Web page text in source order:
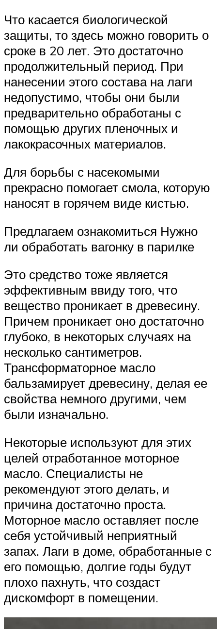
Что касается биологической
защиты, то здесь можно говорить о
сроке в 20 лет. Это достаточно
продолжительный период. При
нанесении этого состава на лаги
недопустимо, чтобы они были
предварительно обработаны с
помощью других пленочных и
лакокрасочных материалов.
Для борьбы с насекомыми
прекрасно помогает смола, которую
наносят в горячем виде кистью.
Предлагаем ознакомиться Нужно
ли обработать вагонку в парилке
Это средство тоже является
эффективным ввиду того, что
вещество проникает в древесину.
Причем проникает оно достаточно
глубоко, в некоторых случаях на
несколько сантиметров.
Трансформаторное масло
бальзамирует древесину, делая ее
свойства немного другими, чем
были изначально.
Некоторые используют для этих
целей отработанное моторное
масло. Специалисты не
рекомендуют этого делать, и
причина достаточно проста.
Моторное масло оставляет после
себя устойчивый неприятный
запах. Лаги в доме, обработанные с
его помощью, долгие годы будут
плохо пахнуть, что создаст
дискомфорт в помещении.